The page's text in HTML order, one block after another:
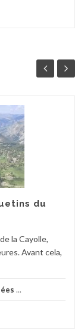
du
la Cayolle,
Avant cela,
...